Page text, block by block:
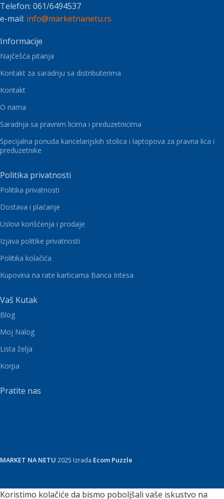
Telefon: 061/6494537
e-mail: info@marketnanetu.rs
Informacije
Najčešća pitanja
Kontakt za saradnju sa distributerima
Kontakt
O nama
Saradnja sa pravnim licima i preduzetnicima
Specijalna ponuda kancelarijskih stolica i laptopova za pravna lica i
preduzetnike
Politika privatnosti
Politika privatnosti
Dostava i plaćanje
Uslovi korišćenja i prodaje
Izjava politike privatnosti
Politika kolačića
Kupovina na rate karticama Banca Intesa
Vaš Kutak
Blog
Moj Nalog
Lista želja
Korpa
Pratite nas
MARKET NA NETU 2025 Izrada Ecom Puzzle
Koristimo kolačiće da bismo poboljšali vaše iskustvo na